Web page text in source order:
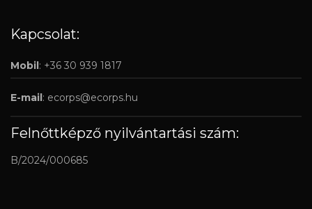
Kapcsolat:
Mobil: +36 30 939 1817
E-mail: ecorps@ecorps.hu
Felnőttképző nyilvántartási szám:
B/2024/000685